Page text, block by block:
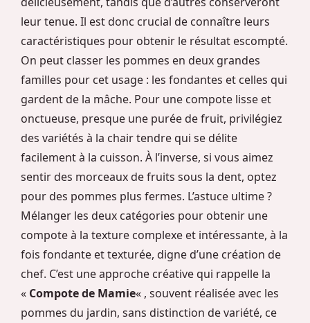
leur tenue. Il est donc crucial de connaître leurs
caractéristiques pour obtenir le résultat escompté.
On peut classer les pommes en deux grandes
familles pour cet usage : les fondantes et celles qui
gardent de la mâche. Pour une compote lisse et
onctueuse, presque une purée de fruit, privilégiez
des variétés à la chair tendre qui se délite
facilement à la cuisson. À l’inverse, si vous aimez
sentir des morceaux de fruits sous la dent, optez
pour des pommes plus fermes. L’astuce ultime ?
Mélanger les deux catégories pour obtenir une
compote à la texture complexe et intéressante, à la
fois fondante et texturée, digne d’une création de
chef. C’est une approche créative qui rappelle la
« Compote de Mamie« , souvent réalisée avec les
pommes du jardin, sans distinction de variété, ce